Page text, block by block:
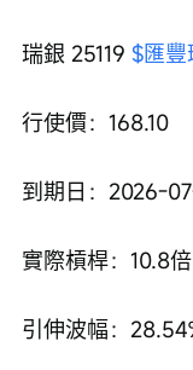
瑞銀 25119 $匯豐
行使價：168.10
到期日：2026-
實際槓桿：10.8倍
引伸波幅：